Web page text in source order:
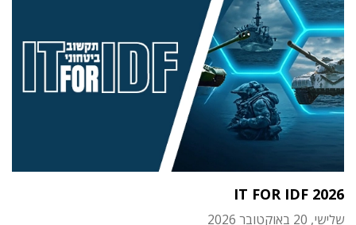
IT FOR IDF 2026
שלישי, 20 באוקטובר 2026